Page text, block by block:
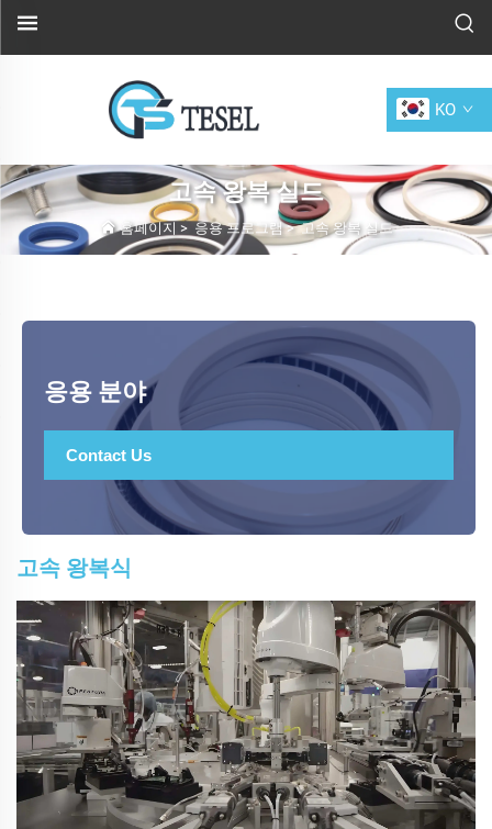
KO
고속 왕복 실드
홈페이지 > 응용 프로그램>고속 왕복 실드
응용 분야
Contact Us
고속 왕복식